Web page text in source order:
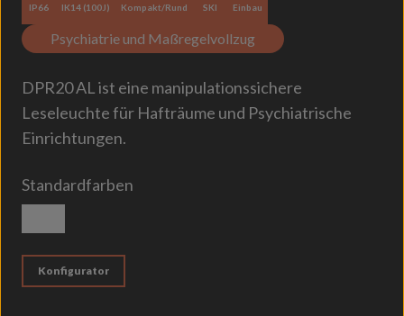
IP66 IK14 (100J) Kompakt/Rund SKI Einbau
Psychiatrie und Maßregelvollzug
DPR20 AL ist eine manipulationssichere
Leseleuchte für Hafträume und Psychiatrische
Einrichtungen.
Standardfarben
Konfigurator